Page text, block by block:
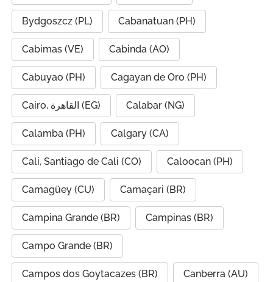
Bydgoszcz (PL) Cabanatuan (PH)
Cabimas (VE) Cabinda (AO)
Cabuyao (PH) Cagayan de Oro (PH)
Cairo, القاهرة (EG) Calabar (NG)
Calamba (PH) Calgary (CA)
Cali, Santiago de Cali (CO) Caloocan (PH)
Camagüey (CU) Camaçari (BR)
Campina Grande (BR) Campinas (BR)
Campo Grande (BR)
Campos dos Goytacazes (BR) Canberra (AU)